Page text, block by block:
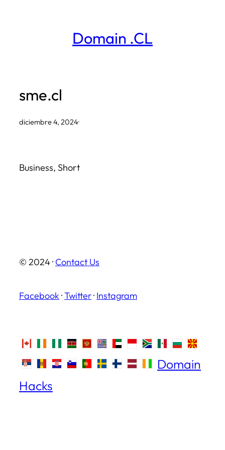
Domain .CL
sme.cl
diciembre 4, 2024·
Business, Short
© 2024 · Contact Us
Facebook ·Twitter· Instagram
Domain
Hacks